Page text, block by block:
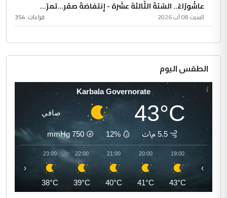
عاشُورْاءُ.. السّنَةُ الثّالثةَ عشَرَة - إِنتفاضةُ صفَر…تمرّ...
السبت 08 آب 2026 قراءات :354
الطقس اليوم
Karbala Governorate
43°C صافي
5.5 م\ث 12%
750
mmHg
19:00
43°C
20:00
41°C
21:00
40°C
22:00
39°C
23:00
38°C
‹ ›